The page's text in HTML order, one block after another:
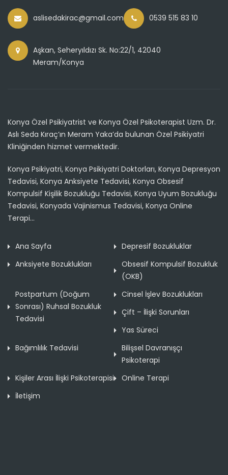
aslisedakirac@gmail.com 0539 515 83 10
Aşkan, Seheryıldızı Sk. No:22/1, 42040
Meram/Konya
Konya Özel Psikiyatrist ve Konya Özel Psikoterapist Uzm. Dr.
Aslı Seda Kıraç’ın Meram Yaka’da bulunan Özel Psikiyatri
Kliniğinden hizmet vermektedir.
Konya Psikiyatri, Konya Psikiyatri Doktorları, Konya Depresyon
Tedavisi, Konya Anksiyete Tedavisi, Konya Obsesif
Kompulsif Kişilik Bozukluğu Tedavisi, Konya Uyum Bozukluğu
Tedavisi, Konyada Vajinismus Tedavisi, Konya Online
Terapi...
Ana Sayfa
Depresif Bozukluklar
Anksiyete Bozuklukları
Obsesif Kompulsif Bozukluk
(OKB)
Postpartum (Doğum
Sonrası) Ruhsal Bozukluk
Tedavisi
Cinsel İşlev Bozuklukları
Çift – İlişki Sorunları
Yas Süreci
Bağımlılık Tedavisi
Bilişsel Davranışçı
Psikoterapi
Kişiler Arası İlişki Psikoterapisi
Online Terapi
İletişim